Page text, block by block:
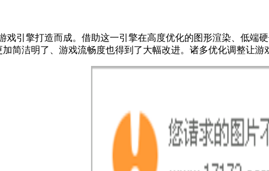
戏引擎打造而成。借助这一引擎在高度优化的图形渲染、低
简洁明了、游戏流畅度也得到了大幅改进。诸多优化调整让游